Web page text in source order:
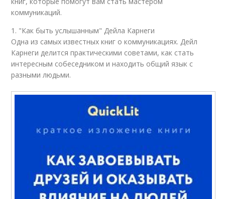
коммуникаций.
1. "Как быть услышанным" Дейла Карнеги
Одна из самых известных книг о коммуникациях. Дейл
Карнеги делится практическими советами, как стать
интересным собеседником и находить общий язык с
разными людьми.